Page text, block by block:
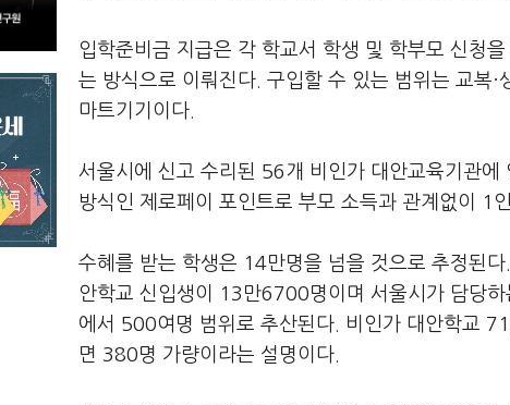
입학준비금 지급은 각 학교서 학생 및 학부모 신청
는 방식으로 이뤄진다. 구입할 수 있는 범위는 교복
마트기기이다.
서울시에 신고 수리된 56개 비인가 대안교육기관
방식인 제로페이 포인트로 부모 소득과 관계없이 1
수혜를 받는 학생은 14만명을 넘을 것으로 추정된
안학교 신입생이 13만6700명이며 서울시가 담당
에서 500여명 범위로 추산된다. 비인가 대안학교
면 380명 가량이라는 설명이다.